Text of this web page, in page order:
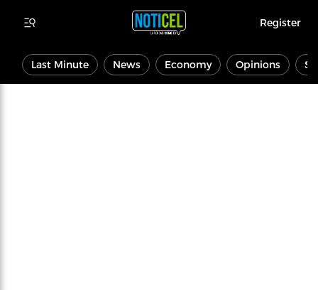
Register
Last Minute News Economy Opinions